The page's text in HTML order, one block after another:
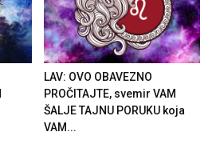
LAV: OVO OBAVEZNO
PROČITAJTE, svemir VAM
ŠALJE TAJNU PORUKU koja
VAM...